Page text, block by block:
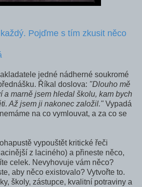
Pojďme s tím zkusit něco
jedné nádherné soukromé
Říkal doslova: "Dlouho mě
a marně jsem hledal školu, kam bych
Až jsem ji nakonec založil." Vypadá
na co vymlouvat, a za co se
vypouštět kritické řeči
z laciného) a přineste něco,
celek. Nevyhovuje vám něco?
aby něco existovalo? Vytvořte to.
školy, zástupce, kvalitní potraviny a